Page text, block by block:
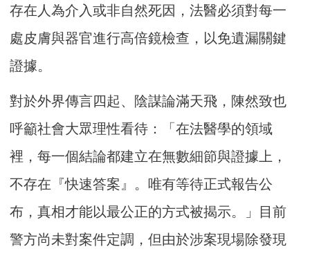
存在人為介入或非自然死因，法醫必須對每一
處皮膚與器官進行高倍鏡檢查，以免遺漏關鍵
證據。
對於外界傳言四起、陰謀論滿天飛，陳然致也
呼籲社會大眾理性看待：「在法醫學的領域
裡，每一個結論都建立在無數細節與證據上，
不存在『快速答案』。唯有等待正式報告公
布，真相才能以最公正的方式被揭示。」目前
警方尚未對案件定調，但由於涉案現場除發現